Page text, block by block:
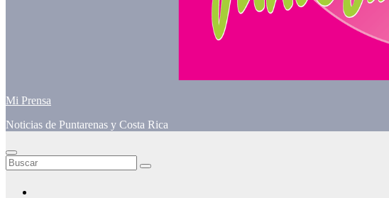
Mi Prensa
Noticias de Puntarenas y Costa Rica